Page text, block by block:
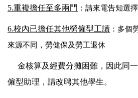
5.重複擔任至多兩門 ：請來電告知選
6.校內已擔任其他勞僱型工讀 ： 多個
來源不同，勞健保及勞工退休
金核算及經費分攤困難，因此同
僱型助理， 請改聘其他學生。